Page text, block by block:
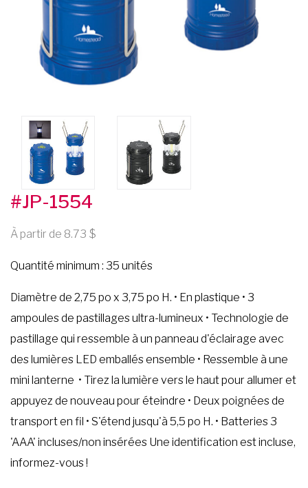
#JP-1554
À partir de 8.73
Quantité minimum : 35 unités
Diamètre de 2,75 po x 3,75 po H. • En plastique • 3
ampoules de pastillages ultra-lumineux • Technologie de
pastillage qui ressemble à un panneau d'éclairage avec
des lumières LED emballés ensemble • Ressemble à une
mini lanterne • Tirez la lumière vers le haut pour allumer et
appuyez de nouveau pour éteindre • Deux poignées de
transport en fil • S'étend jusqu'à 5,5 po H. • Batteries 3
'AAA' incluses/non insérées Une identification est incluse,
informez-vous !